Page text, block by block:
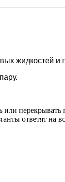
жидкостей и
или
ответят на